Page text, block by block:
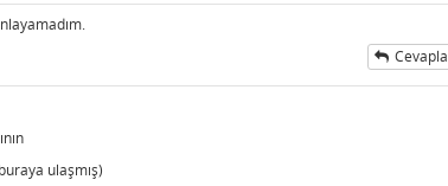
Cevapla
ulaşmış)